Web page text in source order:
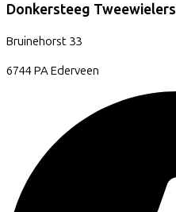
Donkersteeg Tweewielers
Bruinehorst 33
6744 PAEderveen